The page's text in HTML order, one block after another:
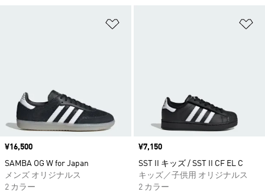
価格
¥16,500
SAMBA OG W for Japan
メンズ オリジナルス
2 カラー
価格
¥7,150
SST II キッズ / SST II CF EL C
キッズ／子供用 オリジナルス
2 カラー